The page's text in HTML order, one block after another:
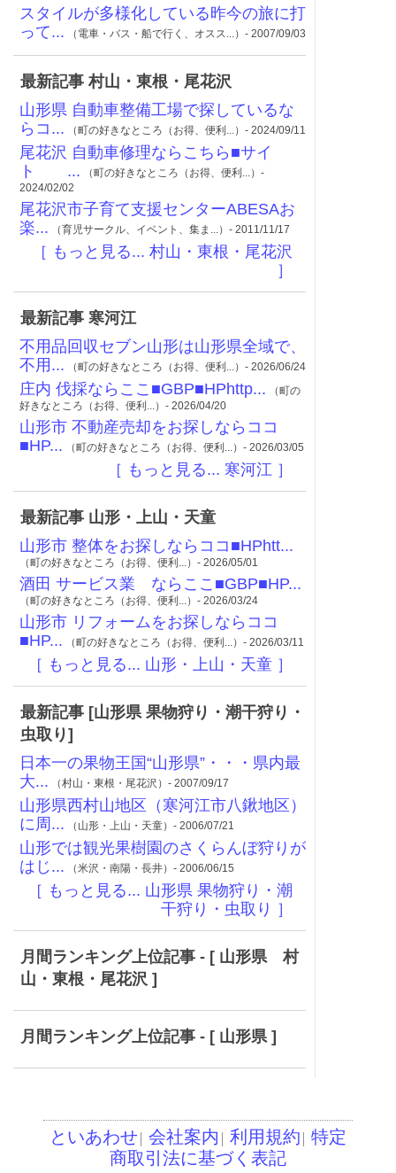
スタイルが多様化している昨今の旅に打
って... （電車・バス・船で行く、オスス...）- 2007/09/03
最新記事 村山・東根・尾花沢
山形県 自動車整備工場で探しているな
らコ... （町の好きなところ（お得、便利...）- 2024/09/11
尾花沢 自動車修理ならこちら■サイ
ト ... （町の好きなところ（お得、便利...）-
2024/02/02
尾花沢市子育て支援センターABESAお
楽... （育児サークル、イベント、集ま...）- 2011/11/17
［ もっと見る... 村山・東根・尾花沢
］
最新記事 寒河江
不用品回収セブン山形は山形県全域で、
不用... （町の好きなところ（お得、便利...）- 2026/06/24
庄内 伐採ならここ■GBP■HPhttp... （町の
好きなところ（お得、便利...）- 2026/04/20
山形市 不動産売却をお探しならココ
■HP... （町の好きなところ（お得、便利...）- 2026/03/05
［ もっと見る... 寒河江 ］
最新記事 山形・上山・天童
山形市 整体をお探しならココ■HPhtt...
（町の好きなところ（お得、便利...）- 2026/05/01
酒田 サービス業 ならここ■GBP■HP...
（町の好きなところ（お得、便利...）- 2026/03/24
山形市 リフォームをお探しならココ
■HP... （町の好きなところ（お得、便利...）- 2026/03/11
［ もっと見る... 山形・上山・天童 ］
最新記事 [山形県 果物狩り・潮干狩り・
虫取り]
日本一の果物王国“山形県”・・・県内最
大... （村山・東根・尾花沢）- 2007/09/17
山形県西村山地区（寒河江市八鍬地区）
に周... （山形・上山・天童）- 2006/07/21
山形では観光果樹園のさくらんぼ狩りが
はじ... （米沢・南陽・長井）- 2006/06/15
［ もっと見る... 山形県 果物狩り・潮
干狩り・虫取り ］
月間ランキング上位記事 - [ 山形県 村
山・東根・尾花沢 ]
月間ランキング上位記事 - [ 山形県 ]
といあわせ 会社案内 利用規約 特定
商取引法に基づく表記